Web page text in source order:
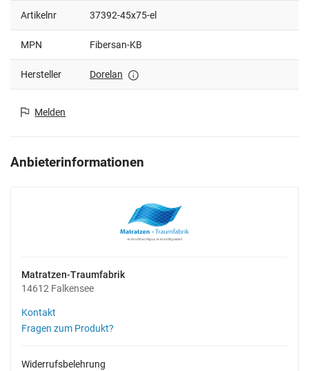
Artikelnr 37392-45x75-el
MPN Fibersan-KB
Hersteller Dorelan
Melden
Anbieterinformationen
Matratzen-Traumfabrik
14612 Falkensee
Kontakt
Fragen zum Produkt?
Widerrufsbelehrung